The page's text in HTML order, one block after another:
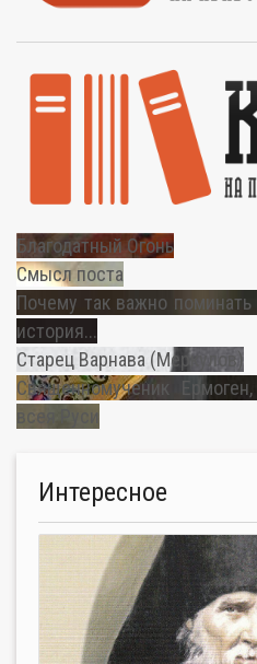
Благодатный Огонь
Смысл поста
Почему так важно
история...
Старец Варнава (Меркулов)
Священномученик
всея Руси
Интересное